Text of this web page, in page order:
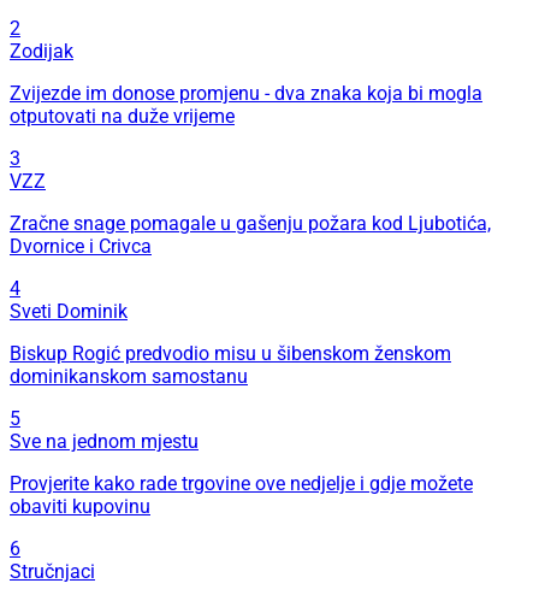
2
Zodijak
Zvijezde im donose promjenu - dva znaka koja bi mogla
otputovati na duže vrijeme
3
VZZ
Zračne snage pomagale u gašenju požara kod Ljubotića,
Dvornice i Crivca
4
Sveti Dominik
Biskup Rogić predvodio misu u šibenskom ženskom
dominikanskom samostanu
5
Sve na jednom mjestu
Provjerite kako rade trgovine ove nedjelje i gdje možete
obaviti kupovinu
6
Stručnjaci